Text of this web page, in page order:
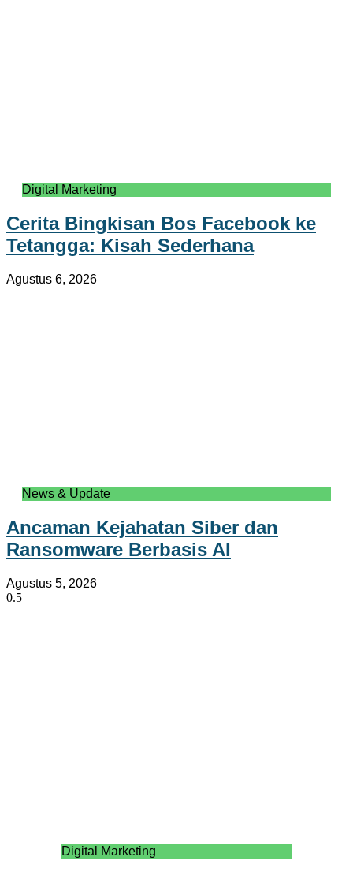
Digital Marketing
Cerita Bingkisan Bos Facebook ke
Tetangga: Kisah Sederhana
Agustus 6, 2026
News & Update
Ancaman Kejahatan Siber dan
Ransomware Berbasis AI
Agustus 5, 2026
Digital Marketing